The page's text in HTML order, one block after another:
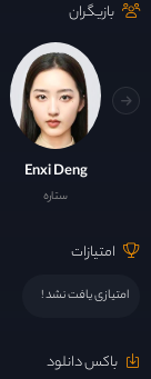
بازیگران
Enxi Deng
ستاره
امتیازات
امتیازی یافت نشد !
باکس دانلود